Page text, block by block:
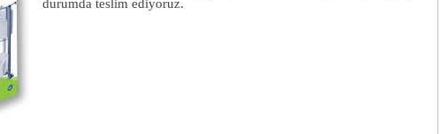
durumda teslim ediyoruz.